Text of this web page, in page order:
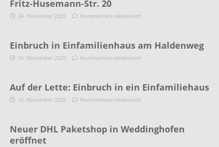
Fritz-Husemann-Str. 20
24. November 2025 Kommentare deaktiviert
Einbruch in Einfamilienhaus am Haldenweg
16. November 2025 Kommentare deaktiviert
Auf der Lette: Einbruch in ein Einfamiliehaus
10. November 2025 Kommentare deaktiviert
Neuer DHL Paketshop in Weddinghofen
eröffnet